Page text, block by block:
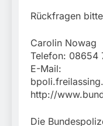
Rückfragen
Carolin Nowag
Telefon: 08654
E-Mail:
http://
Die